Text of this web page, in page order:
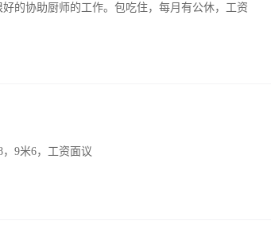
的协助厨师的工作。包吃住，每月有公休，工资
9米6，工资面议